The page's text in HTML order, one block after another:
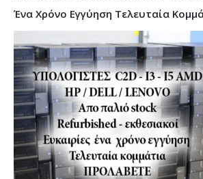
Ένα Χρόνο Εγγύηση Τελευταία